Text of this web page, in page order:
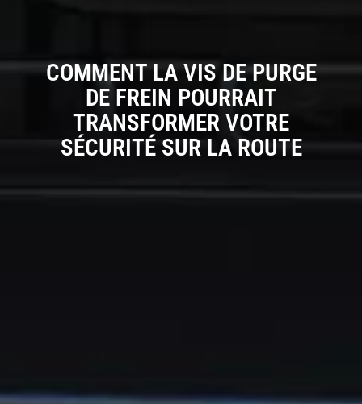
COMMENT LA VIS DE PURGE
DE FREIN POURRAIT
TRANSFORMER VOTRE
SÉCURITÉ SUR LA ROUTE